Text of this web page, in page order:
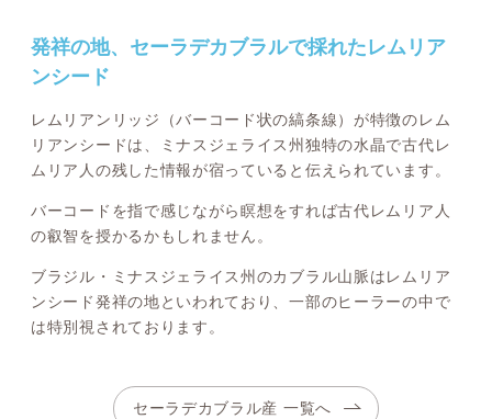
発祥の地、セーラデカブラルで採れたレムリア
ンシード
レムリアンリッジ（バーコード状の縞条線）が特徴のレム
リアンシードは、ミナスジェライス州独特の水晶で古代レ
ムリア人の残した情報が宿っていると伝えられています。
バーコードを指で感じながら瞑想をすれば古代レムリア人
の叡智を授かるかもしれません。
ブラジル・ミナスジェライス州のカブラル山脈はレムリア
ンシード発祥の地といわれており、一部のヒーラーの中で
は特別視されております。
セーラデカブラル産 一覧へ